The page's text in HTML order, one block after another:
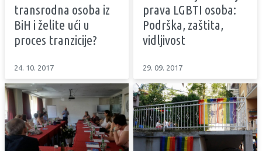
transrodna osoba iz
BiH i želite ući u
proces tranzicije?
24. 10. 2017
prava LGBTI osoba:
Podrška, zaštita,
vidljivost
29. 09. 2017